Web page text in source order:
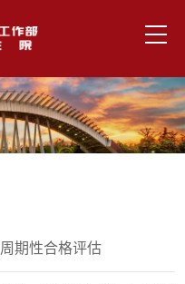
周期性合格评估